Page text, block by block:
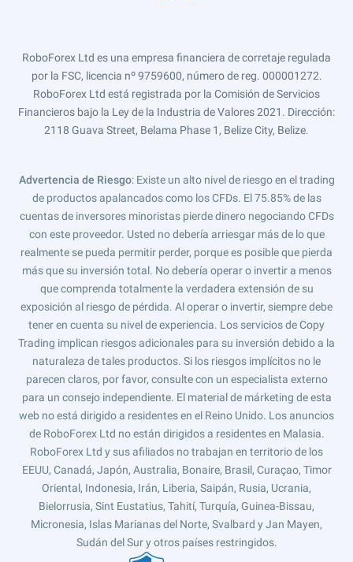
RoboForex Ltd es una empresa financiera de corretaje regulada
por la FSC, licencia nº 9759600, número de reg. 000001272.
RoboForex Ltd está registrada por la Comisión de Servicios
Financieros bajo la Ley de la Industria de Valores 2021. Dirección:
2118 Guava Street, Belama Phase 1, Belize City, Belize.
Advertencia de Riesgo: Existe un alto nivel de riesgo en el trading
de productos apalancados como los CFDs. El 75.85% de las
cuentas de inversores minoristas pierde dinero negociando CFDs
con este proveedor. Usted no debería arriesgar más de lo que
realmente se pueda permitir perder, porque es posible que pierda
más que su inversión total. No debería operar o invertir a menos
que comprenda totalmente la verdadera extensión de su
exposición al riesgo de pérdida. Al operar o invertir, siempre debe
tener en cuenta su nivel de experiencia. Los servicios de Copy
Trading implican riesgos adicionales para su inversión debido a la
naturaleza de tales productos. Si los riesgos implícitos no le
parecen claros, por favor, consulte con un especialista externo
para un consejo independiente. El material de márketing de esta
web no está dirigido a residentes en el Reino Unido. Los anuncios
de RoboForex Ltd no están dirigidos a residentes en Malasia.
RoboForex Ltd y sus afiliados no trabajan en territorio de los
EEUU, Canadá, Japón, Australia, Bonaire, Brasil, Curaçao, Timor
Oriental, Indonesia, Irán, Liberia, Saipán, Rusia, Ucrania,
Bielorrusia, Sint Eustatius, Tahití, Turquía, Guinea-Bissau,
Micronesia, Islas Marianas del Norte, Svalbard y Jan Mayen,
Sudán del Sur y otros países restringidos.